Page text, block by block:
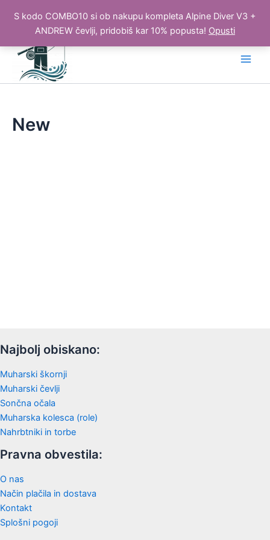
S kodo COMBO10 si ob nakupu kompleta Alpine Diver V3 +
ANDREW čevlji, pridobiš kar 10% popusta! Opusti
content
New
Najbolj obiskano:
Muharski škornji
Muharski čevlji
Sončna očala
Muharska kolesca (role)
Nahrbtniki in torbe
Pravna obvestila:
O nas
Način plačila in dostava
Kontakt
Splošni pogoji